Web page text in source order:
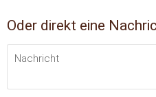
Oder direkt eine